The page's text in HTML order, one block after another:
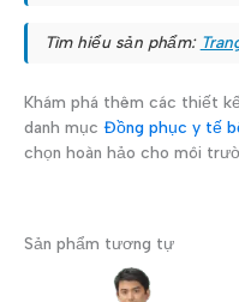
Tìm hiểu sản phẩm:
Khám phá thêm các thiết
danh mục Đồng phục y tế
chọn hoàn hảo cho môi
Sản phẩm tương tự